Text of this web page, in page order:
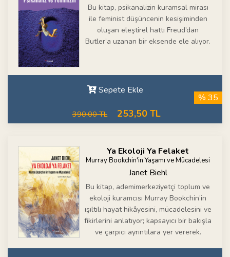
Bu kitap, psikanalizin kuramsal mirası
ile feminist düşüncenin kesişiminden
oluşan eleştirel hattı Freud’dan
Butler’a uzanan bir eksende ele alıyor.
Sepete Ekle
390,00 TL 253,50 TL
% 35
Ya Ekoloji Ya Felaket
Murray Bookchin'in Yaşamı ve Mücadelesi
Janet Biehl
Bu kitap, ademimerkeziyetçi toplum ve
ekoloji kuramcısı Murray Bookchin’in
ışıltılı hayat hikâyesini, mücadelesini ve
fikirlerini anlatıyor; kapsayıcı bir bakışla
ve çarpıcı ayrıntılara yer vererek.